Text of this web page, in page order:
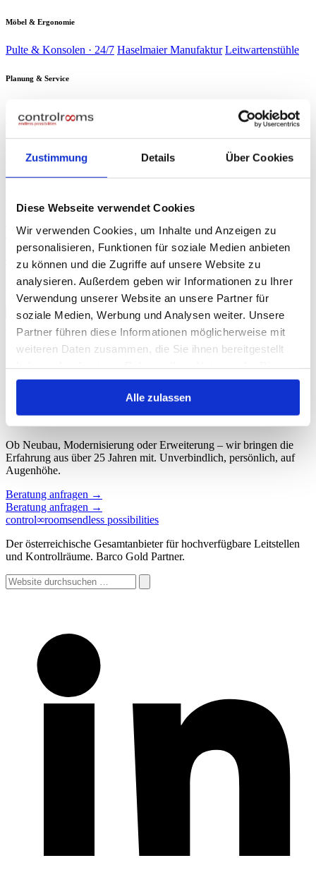
Zustimmung Details Über Cookies
Diese Webseite verwendet Cookies
Wir verwenden Cookies, um Inhalte und Anzeigen zu
personalisieren, Funktionen für soziale Medien anbieten
zu können und die Zugriffe auf unsere Website zu
analysieren. Außerdem geben wir Informationen zu Ihrer
Verwendung unserer Website an unsere Partner für
soziale Medien, Werbung und Analysen weiter. Unsere
Partner führen diese Informationen möglicherweise mit
weiteren Daten zusammen, die Sie ihnen bereitgestellt
gesammelt haben.
Alle zulassen
Möbel & Ergonomie
Pulte & Konsolen · 24/7 Haselmaier Manufaktur Leitwartenstühle
Planung & Service
Verträge Verbrauchsmaterial
BahnLeitzentralen & Stellwerkstechnik Sicherheit &
Planung & Design
Journal
Presse▾
ORF NÖ BerichtTV-Beitrag: Spezialist für Leitzentralen Fachartikel
Produktportfolio auf einen Blick
Über uns
KI
Beratung anfragen→
Start
Schlagwort: Videowall NOC
Schlagwort: Videowall NOC
Keine Beiträge gefunden.
Sprechen wir über Ihren Kontroll∞raum.
Ob Neubau, Modernisierung oder Erweiterung – wir bringen die
Erfahrung aus über 25 Jahren mit. Unverbindlich, persönlich, auf
Augenhöhe.
Beratung anfragen →
Beratung anfragen →
control∞roomsendless possibilities
Der österreichische Gesamtanbieter für hochverfügbare Leitstellen
und Kontrollräume. Barco Gold Partner.
Website
durchsuchen